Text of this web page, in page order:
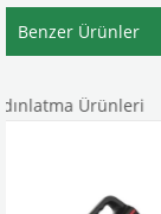
Benzer Ürünler